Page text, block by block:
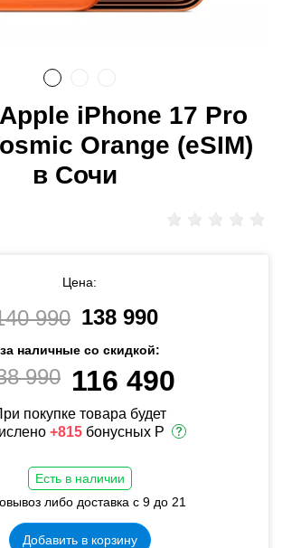
iPhone 17 Pro
Orange (eSIM)
в Сочи
Цена:
990 138 990
за наличные со скидкой:
990 116 490
покупке товара будет
+815 бонусных Р
Есть в наличии
либо доставка с 9 до 21
Добавить в корзину